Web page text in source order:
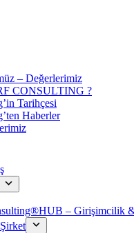
– Değerlerimiz
CONSULTING ?
Tarihçesi
Haberler
– Girişimcilik